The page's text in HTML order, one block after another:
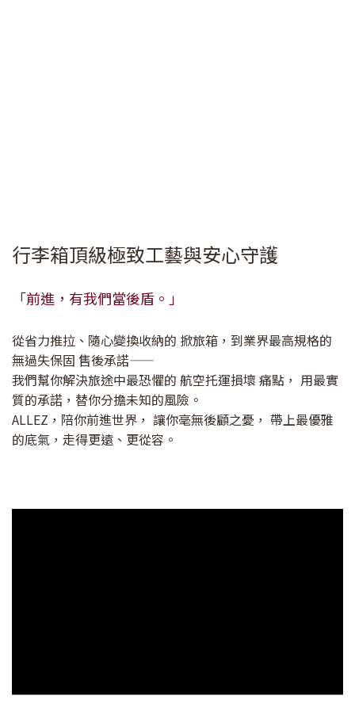
行李箱頂級極致工藝與安心守護
「前進，有我們當後盾。」
從省力推拉、隨心變換收納的 掀旅箱，到業界最高規格的
無過失保固 售後承諾——
我們幫你解決旅途中最恐懼的 航空托運損壞 痛點， 用最實
質的承諾，替你分擔未知的風險。
ALLEZ，陪你前進世界， 讓你毫無後顧之憂， 帶上最優雅
的底氣，走得更遠、更從容。